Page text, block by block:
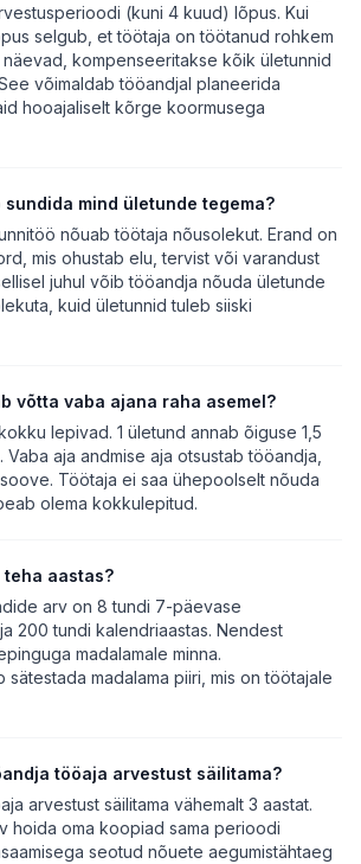
(kuni 4 kuud) lõpus. Kui
selgub, et töötaja on töötanud rohkem
kompenseeritakse kõik ületunnid
võimaldab tööandjal planeerida
hooajaliselt kõrge koormusega
mind ületunde tegema?
nõuab töötaja nõusolekut. Erand on
mis ohustab elu, tervist või varandust
juhul võib tööandja nõuda ületunde
kuid ületunnid tuleb siiski
võtta vaba ajana raha asemel?
lepivad. 1 ületund annab õiguse 1,5
aja andmise aja otsustab tööandja,
Töötaja ei saa ühepoolselt nõuda
olema kokkulepitud.
aastas?
arv on 8 tundi 7-päevase
200 tundi kalendriaastas. Nendest
madalamale minna.
madalama piiri, mis on töötajale
tööaja arvestust säilitama?
arvestust säilitama vähemalt 3 aastat.
hoida oma koopiad sama perioodi
seotud nõuete aegumistähtaeg